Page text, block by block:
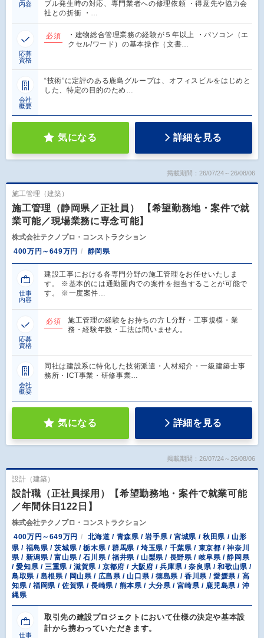
内容
ブル発生時の対応、専門業者への修理依頼 ・得意先や協力会
社との折衝 ・…
応募
資格
必須
・建物総合管理業務の経験が５年以上 ・パソコン（エ
クセル/ワード）の基本操作（文書…
会社
概要
“技術”に定評のある鹿島グループは、オフィスビルをはじめと
した、特定の目的のため…
気になる 詳細を見る
掲載期間：26/07/24～26/08/06
施工管理（建築）
施工管理（静岡県／正社員） 【希望勤務地・案件で就
業可能／現場業務に専念可能】
株式会社テクノプロ・コンストラクション
400万円～649万円
静岡県
仕事
内容
建設工事における各専門分野の施工管理をお任せいたしま
す。 ※基本的には通勤圏内での案件を担当することが可能で
す。 ※一度案件…
応募
資格
必須
施工管理の経験をお持ちの方 L分野・工事規模・業
務・経験年数・工法は問いません。
会社
概要
同社は建設系に特化した技術派遣・人材紹介・一級建築士事
務所・ICT事業・研修事業…
気になる 詳細を見る
掲載期間：26/07/24～26/08/06
設計（建築）
設計職（正社員採用）【希望勤務地・案件で就業可能
／年間休日122日】
株式会社テクノプロ・コンストラクション
400万円～649万円
北海道 / 青森県 / 岩手県 / 宮城県 / 秋田県 / 山形
県 / 福島県 / 茨城県 / 栃木県 / 群馬県 / 埼玉県 / 千葉県 / 東京都 / 神奈川
県 / 新潟県 / 富山県 / 石川県 / 福井県 / 山梨県 / 長野県 / 岐阜県 / 静岡県
/ 愛知県 / 三重県 / 滋賀県 / 京都府 / 大阪府 / 兵庫県 / 奈良県 / 和歌山県 /
鳥取県 / 島根県 / 岡山県 / 広島県 / 山口県 / 徳島県 / 香川県 / 愛媛県 / 高
知県 / 福岡県 / 佐賀県 / 長崎県 / 熊本県 / 大分県 / 宮崎県 / 鹿児島県 / 沖
縄県
仕事
取引先の建設プロジェクトにおいて仕様の決定や基本設
計から携わっていただきます。